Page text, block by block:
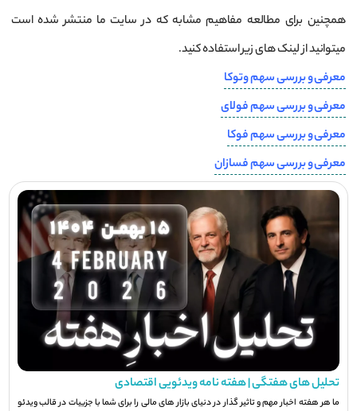
همچنین برای مطالعه مفاهیم مشابه که در سایت ما منتشر شده است
میتوانید از لینک های زیر استفاده کنید.
معرفی و بررسی سهم وتوكا
معرفی و بررسی سهم فولای
معرفی و بررسی سهم فوکا
معرفی و بررسی سهم فسازان
تحلیل های هفتگی | هفته نامه ویدئویی اقتصادی
ما هر هفته اخبار مهم و تاثیر گذار در دنیای بازار های مالی را برای شما با جزيیات در قالب ویدئو